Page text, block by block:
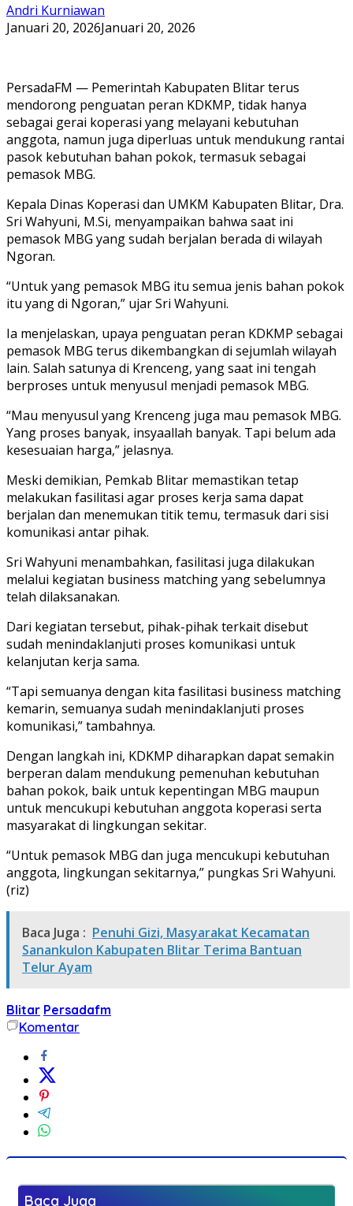
Andri Kurniawan
Januari 20, 2026Januari 20, 2026
PersadaFM — Pemerintah Kabupaten Blitar terus
mendorong penguatan peran KDKMP, tidak hanya
sebagai gerai koperasi yang melayani kebutuhan
anggota, namun juga diperluas untuk mendukung rantai
pasok kebutuhan bahan pokok, termasuk sebagai
pemasok MBG.
Kepala Dinas Koperasi dan UMKM Kabupaten Blitar, Dra.
Sri Wahyuni, M.Si, menyampaikan bahwa saat ini
pemasok MBG yang sudah berjalan berada di wilayah
Ngoran.
“Untuk yang pemasok MBG itu semua jenis bahan pokok
itu yang di Ngoran,” ujar Sri Wahyuni.
Ia menjelaskan, upaya penguatan peran KDKMP sebagai
pemasok MBG terus dikembangkan di sejumlah wilayah
lain. Salah satunya di Krenceng, yang saat ini tengah
berproses untuk menyusul menjadi pemasok MBG.
“Mau menyusul yang Krenceng juga mau pemasok MBG.
Yang proses banyak, insyaallah banyak. Tapi belum ada
kesesuaian harga,” jelasnya.
Meski demikian, Pemkab Blitar memastikan tetap
melakukan fasilitasi agar proses kerja sama dapat
berjalan dan menemukan titik temu, termasuk dari sisi
komunikasi antar pihak.
Sri Wahyuni menambahkan, fasilitasi juga dilakukan
melalui kegiatan business matching yang sebelumnya
telah dilaksanakan.
Dari kegiatan tersebut, pihak-pihak terkait disebut
sudah menindaklanjuti proses komunikasi untuk
kelanjutan kerja sama.
“Tapi semuanya dengan kita fasilitasi business matching
kemarin, semuanya sudah menindaklanjuti proses
komunikasi,” tambahnya.
Dengan langkah ini, KDKMP diharapkan dapat semakin
berperan dalam mendukung pemenuhan kebutuhan
bahan pokok, baik untuk kepentingan MBG maupun
untuk mencukupi kebutuhan anggota koperasi serta
masyarakat di lingkungan sekitar.
“Untuk pemasok MBG dan juga mencukupi kebutuhan
anggota, lingkungan sekitarnya,” pungkas Sri Wahyuni.
(riz)
Baca Juga : Penuhi Gizi, Masyarakat Kecamatan
Sanankulon Kabupaten Blitar Terima Bantuan
Telur Ayam
Blitar Persadafm
Komentar
Baca Juga